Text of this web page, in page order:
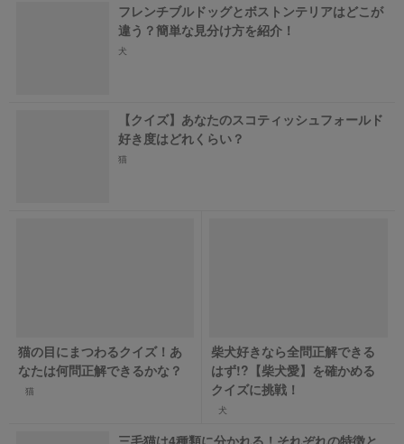
フレンチブルドッグとボストンテリアはどこが
違う？簡単な見分け方を紹介！
犬
【クイズ】あなたのスコティッシュフォールド
好き度はどれくらい？
猫
猫の目にまつわるクイズ！あ
なたは何問正解できるかな？
猫
柴犬好きなら全問正解できる
はず!?【柴犬愛】を確かめる
クイズに挑戦！
犬